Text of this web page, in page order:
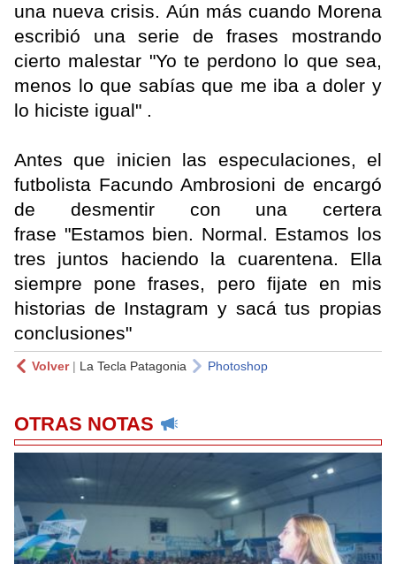
una nueva crisis. Aún más cuando Morena
escribió una serie de frases mostrando
cierto malestar "Yo te perdono lo que sea,
menos lo que sabías que me iba a doler y
lo hiciste igual" .
Antes que inicien las especulaciones, el
futbolista Facundo Ambrosioni de encargó
de desmentir con una certera
frase "Estamos bien. Normal. Estamos los
tres juntos haciendo la cuarentena. Ella
siempre pone frases, pero fijate en mis
historias de Instagram y sacá tus propias
conclusiones"
Volver| La Tecla Patagonia Photoshop
OTRAS NOTAS